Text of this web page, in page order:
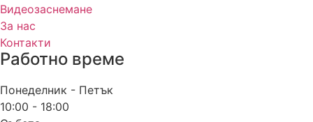
Видеозаснемане
За нас
Контакти
Работно време
Понеделник - Петък
10:00 - 18:00